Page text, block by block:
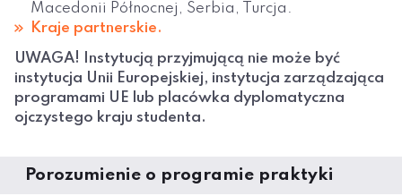
Macedonii Północnej, Serbia, Turcja.
Kraje partnerskie.
UWAGA! Instytucją przyjmującą nie może być
instytucja Unii Europejskiej, instytucja zarządzająca
programami UE lub placówka dyplomatyczna
ojczystego kraju studenta.
Porozumienie o programie praktyki